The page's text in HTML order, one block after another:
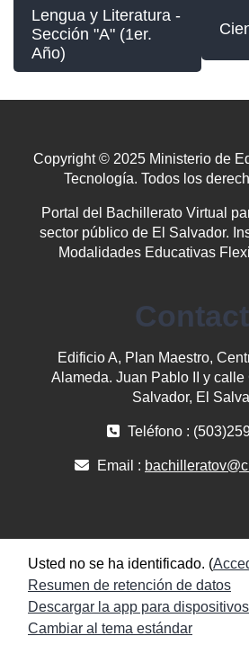
Lengua y Literatura -
Sección "A" (1er.
Año)
Copyright © 2025 Ministerio de
Tecnología. Todos los
Portal del Bachillerato Virtual
sector público de El Salvador.
Modalidades Educativas
Edificio A, Plan Maestro,
Alameda. Juan Pablo II y calle
Salvador, El
Teléfono :
Email :
Usted no se ha identificado. (
Resumen de retención de datos
Descargar la app para
Cambiar al tema estándar